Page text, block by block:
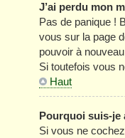
J’ai perdu mon
Pas de panique !
vous sur la page
pouvoir à
Si toutefois vous
Haut
Pourquoi suis-je
Si vous ne